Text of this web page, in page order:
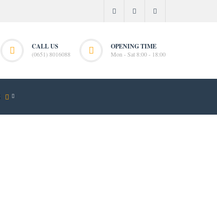
CALL US
(0651) 8016088
OPENING TIME
Mon - Sat 8:00 - 18:00